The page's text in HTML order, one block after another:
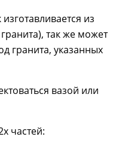
из
так же может
гранита, указанных
вазой или
частей: